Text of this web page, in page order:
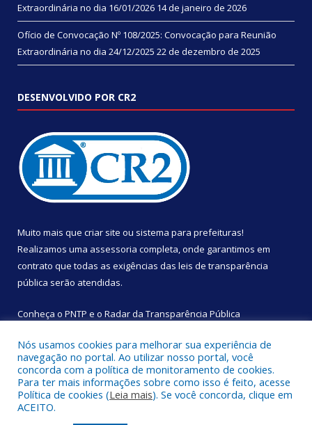
Extraordinária no dia 16/01/2026 14 de janeiro de 2026
Ofício de Convocação Nº 108/2025: Convocação para Reunião
Extraordinária no dia 24/12/2025 22 de dezembro de 2025
DESENVOLVIDO POR CR2
Muito mais que criar site ou sistema para prefeituras!
Realizamos uma assessoria completa, onde garantimos em
contrato que todas as exigências das leis de transparência
pública serão atendidas.
Conheça o PNTP e o Radar da Transparência Pública
Todos os direitos reservados a Câmara Municipal de São
Sebastião da Boa Vista.
Nós usamos cookies para melhorar sua experiência de
navegação no portal. Ao utilizar nosso portal, você
concorda com a política de monitoramento de cookies.
Para ter mais informações sobre como isso é feito, acesse
Política de cookies (Leia mais). Se você concorda, clique em
ACEITO.